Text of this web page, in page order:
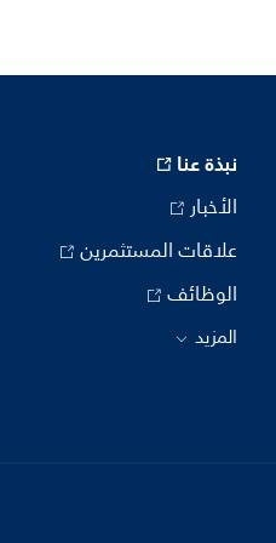
نبذة عنا
الأخبار
علاقات المستثمرين
الوظائف
المزيد